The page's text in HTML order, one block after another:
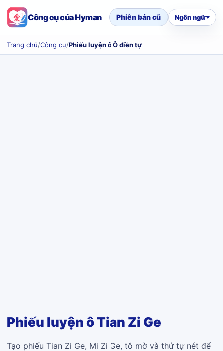
Công cụ của Hyman Phiên bản cũ Ngôn ngữ
Trang chủ/Công cụ/Phiếu luyện ô Ô điền tự
Phiếu luyện ô Tian Zi Ge
Tạo phiếu Tian Zi Ge, Mi Zi Ge, tô mờ và thứ tự nét để